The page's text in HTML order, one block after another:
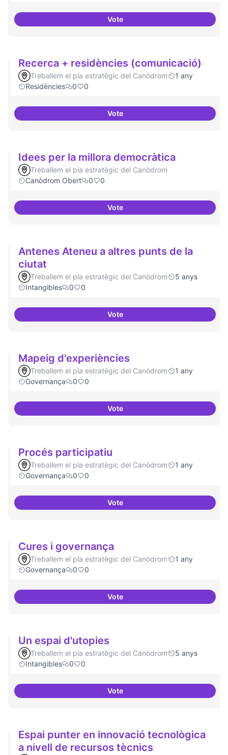
VoteRelatoria col·laborativa
Recerca + residències (comunicació)
Treballem el pla estratègic del Canòdrom
1 any
Residències
0 0
VoteRecerca + residències
Idees per la millora democràtica
Treballem el pla estratègic del Canòdrom
Canòdrom Obert
0 0
VoteIdees per la millora democràtica
Antenes Ateneu a altres punts de la
ciutat
Treballem el pla estratègic del Canòdrom
5 anys
Intangibles
0 0
VoteAntenes Ateneu a altres punts
Mapeig d'experiències
Treballem el pla estratègic del Canòdrom
1 any
Governança
0 0
VoteMapeig d'experiències
Procés participatiu
Treballem el pla estratègic del Canòdrom
1 any
Governança
0 0
VoteProcés participatiu
Cures i governança
Treballem el pla estratègic del Canòdrom
1 any
Governança
0 0
VoteCures i governança
Un espai d'utopies
Treballem el pla estratègic del Canòdrom
5 anys
Intangibles
0 0
VoteUn espai d'utopies
Espai punter en innovació tecnològica
a nivell de recursos tècnics